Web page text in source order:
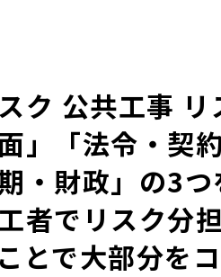
ク 公共工事
」「法令・契
・財政」の3
者でリスク分
とで大部分を